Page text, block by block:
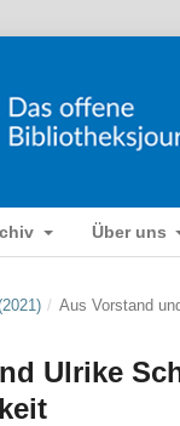
Über uns
/ Aus Vorstand
Ulrike